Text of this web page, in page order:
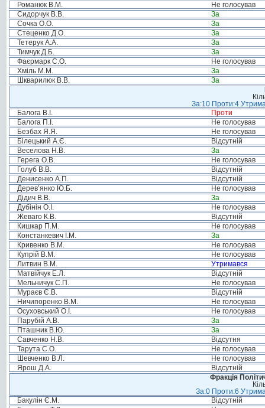
Романюк В.М.
Не голосував
Сидорчук В.В.
За
Сочка О.О.
За
Стеценко Д.О.
За
Тетерук А.А.
За
Тимчук Д.Б.
За
Фаєрмарк С.О.
Не голосував
Хміль М.М.
За
Шкварилюк В.В.
За
За:10 Проти:4
Балога В.І.
Проти
Балога П.І.
Не голосував
Безбах Я.Я.
Не голосував
Білецький А.Є.
Відсутній
Веселова Н.В.
За
Герега О.В.
Не голосував
Голуб В.В.
Відсутній
Денисенко А.П.
Відсутній
Дерев’янко Ю.Б.
Не голосував
Дідич В.В.
За
Дубінін О.І.
Не голосував
Жеваго К.В.
Відсутній
Кишкар П.М.
Не голосував
Констанкевич І.М.
За
Кривенко В.М.
Не голосував
Купрій В.М.
Не голосував
Литвин В.М.
Утримався
Матвійчук Е.Л.
Відсутній
Мельничук С.П.
Не голосував
Мураєв Є.В.
Відсутній
Ничипоренко В.М.
Не голосував
Осуховський О.І.
Не голосував
Парубій А.В.
За
Пташник В.Ю.
За
Савченко Н.В.
Відсутня
Тарута С.О.
Не голосував
Шевченко В.Л.
Не голосував
Ярош Д.А.
Відсутній
Фракція
За:0 Проти:6
Бакулін Є.М.
Відсутній